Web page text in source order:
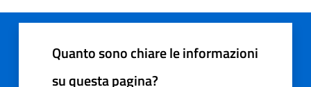
Quanto sono chiare le informazioni
su questa pagina?